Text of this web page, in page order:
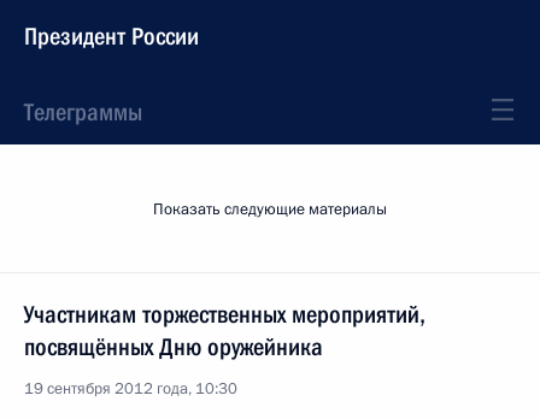
Президент России
Телеграммы
Показать следующие материалы
Участникам торжественных мероприятий,
посвящённых Дню оружейника
19 сентября 2012 года, 10:30